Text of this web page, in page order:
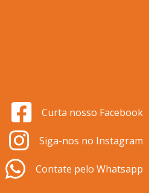
Curta nosso Facebook
Siga-nos no Instagram
Contate pelo Whatsapp